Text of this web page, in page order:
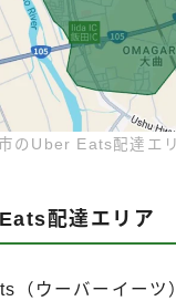
のUber Eats配達エ
配達エリア
（ウーバーイーツ